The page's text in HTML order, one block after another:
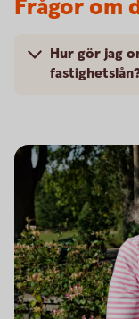
Frågor om
Hur gör jag